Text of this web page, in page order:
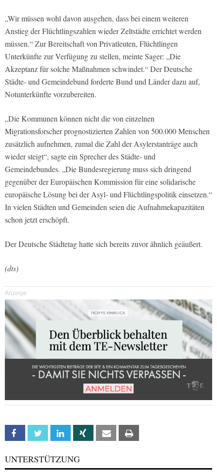
„Wir müssen wohl davon ausgehen, dass bei einem weiteren
Anstieg der Flüchtlingszahlen wieder Zeltstädte errichtet werden
müssen.“ Zur Bereitschaft von Privatleuten, Flüchtlingen
Unterkünfte zur Verfügung zu stellen, meinte Sager: „Die
Akzeptanz für solche Maßnahmen schwindet.“ Der Deutsche
Städte- und Gemeindebund forderte Bund und Länder dazu auf,
Notunterkünfte vorzubereiten.
„Die Kommunen können nicht die von einzelnen
Migrationsforscher prognostizierten Zahlen von 500.000 Menschen
zusätzlich aufnehmen, zumal die Zahl der Asylerstanträge auch
wieder steigt“, sagte ein Sprecher des Städte- und
Gemeindebundes. „Die Bundesregierung muss sich dringend
gegenüber der Europäischen Kommission für eine solidarische
europäische Lösung bei der Asyl- und Flüchtlingspolitik einsetzen.“
In vielen Städten und Gemeinden seien die Aufnahmekapazitäten
schon jetzt erschöpft.
Der Deutsche Städtetag hatte sich bereits zuvor ähnlich geäußert.
(dts)
Anzeige
Facebook Twitter Linkedin Xing Email
UNTERSTÜTZUNG